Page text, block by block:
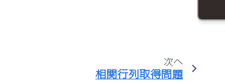
次へ
相関行列取得問題